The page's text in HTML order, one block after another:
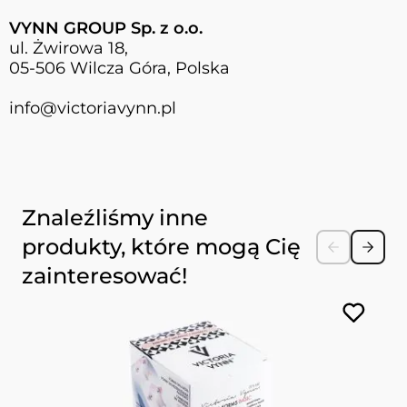
VYNN GROUP Sp. z o.o.
ul. Żwirowa 18,
05-506 Wilcza Góra, Polska
info@victoriavynn.pl
Naciśnij, aby pominąć karuzelę
Znaleźliśmy inne
produkty, które mogą Cię
zainteresować!